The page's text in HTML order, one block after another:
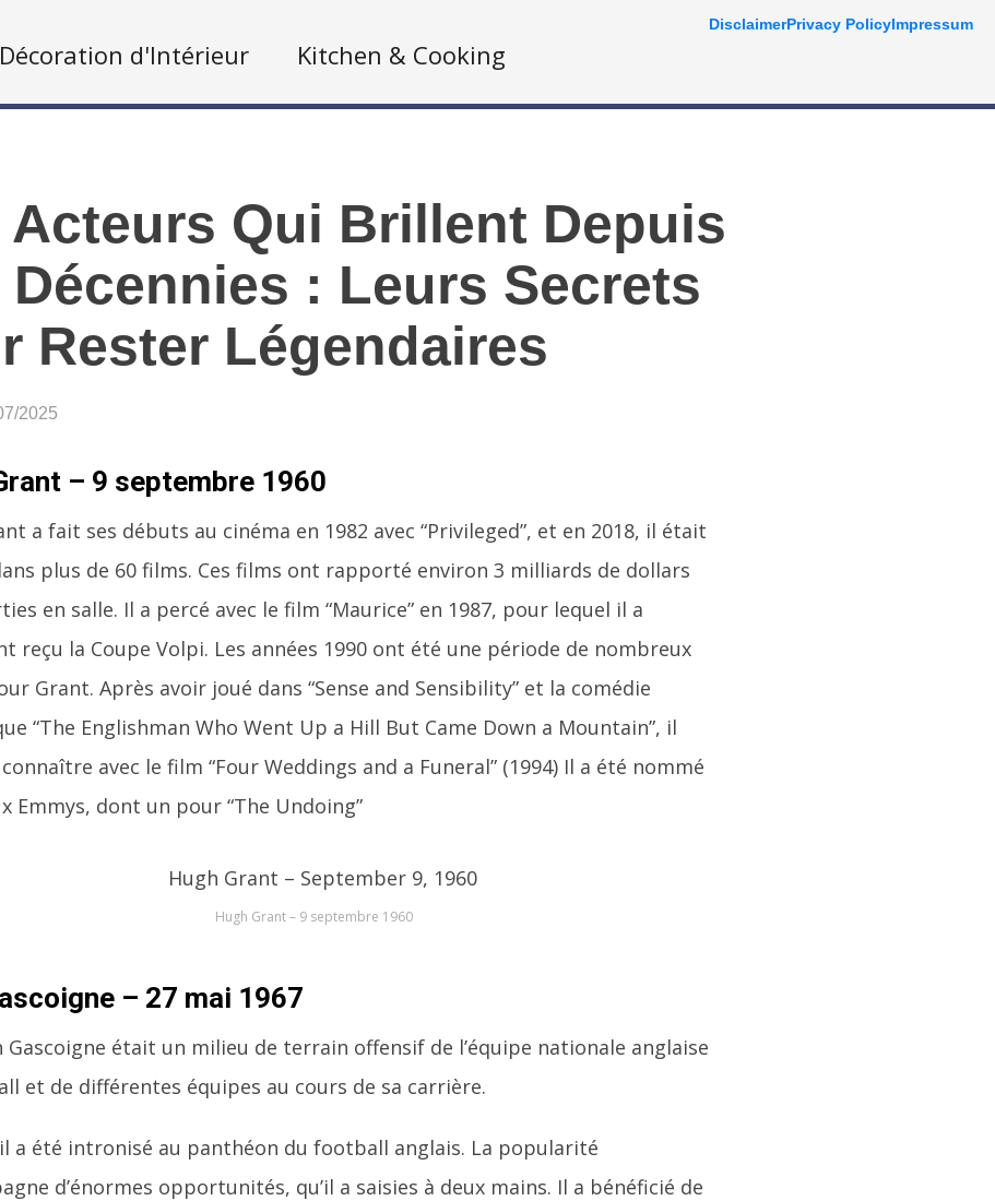
Décoration d'Intérieur Kitchen & Cooking
Acteurs Qui Brillent Depuis
Décennies : Leurs Secrets
Rester Légendaires
2025
– 9 septembre 1960
a fait ses débuts au cinéma en 1982 avec “Privileged”, et en 2018, il était
plus de 60 films. Ces films ont rapporté environ 3 milliards de dollars
en salle. Il a percé avec le film “Maurice” en 1987, pour lequel il a
reçu la Coupe Volpi. Les années 1990 ont été une période de nombreux
Grant. Après avoir joué dans “Sense and Sensibility” et la comédie
“The Englishman Who Went Up a Hill But Came Down a Mountain”, il
avec le film “Four Weddings and a Funeral” (1994) Il a été nommé
Emmys, dont un pour “The Undoing”
Hugh Grant – 9 septembre 1960
– 27 mai 1967
Gascoigne était un milieu de terrain offensif de l’équipe nationale anglaise
et de différentes équipes au cours de sa carrière.
il a été intronisé au panthéon du football anglais. La popularité
d’énormes opportunités, qu’il a saisies à deux mains. Il a bénéficié de
DisclaimerPrivacy PolicyImpressum